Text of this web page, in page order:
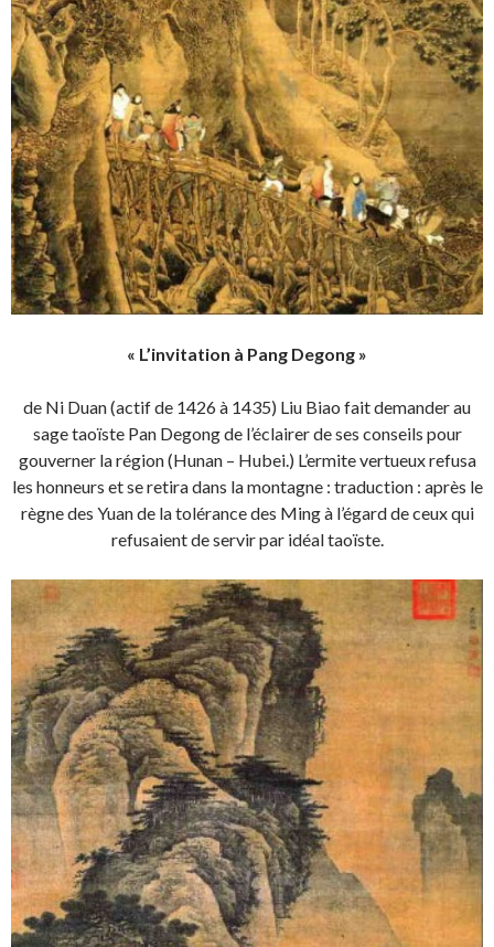
« L’invitation à Pang Degong »
de Ni Duan (actif de 1426 à 1435) Liu Biao fait demander au
sage taoïste Pan Degong de l’éclairer de ses conseils pour
gouverner la région (Hunan – Hubei.) L’ermite vertueux refusa
les honneurs et se retira dans la montagne : traduction : après le
règne des Yuan de la tolérance des Ming à l’égard de ceux qui
refusaient de servir par idéal taoïste.